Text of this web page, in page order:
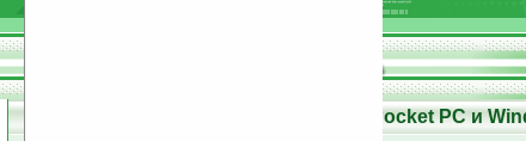
25
Скачать программы для КПК Pocket PC и